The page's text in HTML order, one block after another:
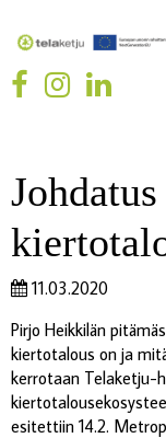
11.03.2020
Pirjo Heikkilän
kiertotalous on ja
kerrotaan Telaketju-
esitettiin 14.2.